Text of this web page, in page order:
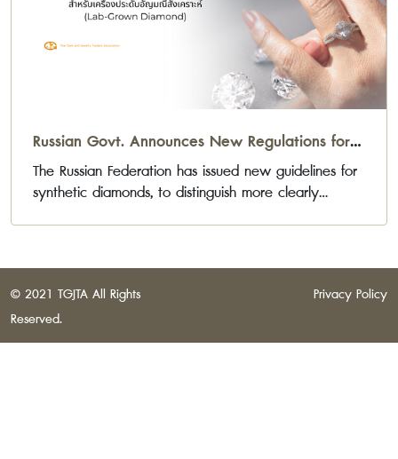
Russian Govt. Announces New Regulations for
Lab-Grown Jewelry
The Russian Federation has issued new guidelines for
synthetic diamonds, to distinguish more clearly
© 2021 TGJTA All Rights
Reserved.
Privacy Policy